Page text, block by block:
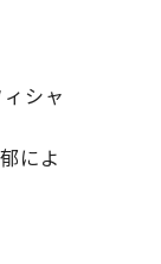
シャ
によ